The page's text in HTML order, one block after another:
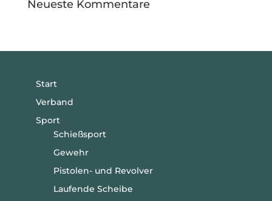
Neueste Kommentare
Start
Verband
Sport
Schießsport
Gewehr
Pistolen- und Revolver
Laufende Scheibe